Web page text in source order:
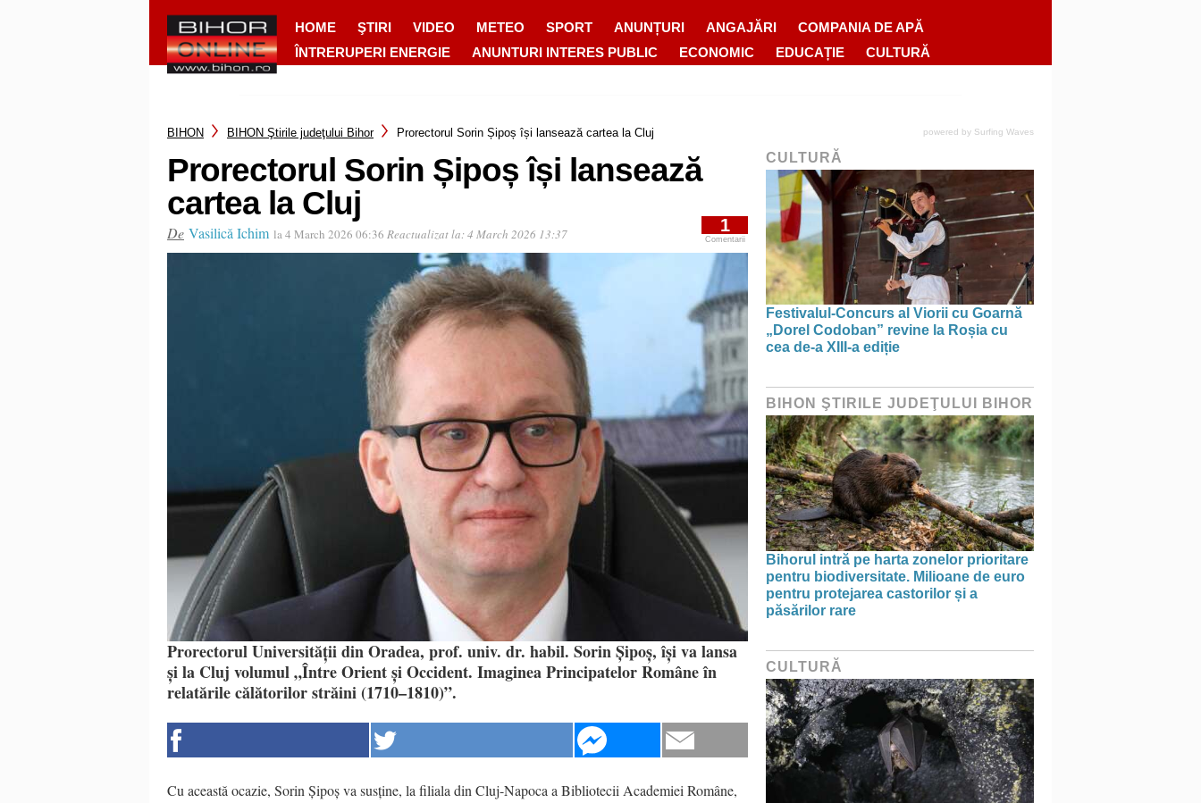
HOME ŞTIRI VIDEO METEO SPORT ANUNȚURI ANGAJĂRI
COMPANIA DE APĂ
ÎNTRERUPERI ENERGIE
ANUNTURI INTERES PUBLIC ECONOMIC EDUCAȚIE CULTURĂ
BIHON BIHON Ştirile judeţului Bihor Prorectorul Sorin Șipoș își lansează cartea la Cluj
Prorectorul Sorin Șipoș își lansează
cartea la Cluj
De Vasilică Ichim la 4 March 2026 06:36 Reactualizat la:4 March 2026 13:37 1
Comentarii
Prorectorul Universității din Oradea, prof. univ. dr. habil. Sorin Șipoș, își va lansa
și la Cluj volumul „Între Orient și Occident. Imaginea Principatelor Române în
relatările călătorilor străini (1710–1810)”.
Cu această ocazie, Sorin Șipoș va susține, la filiala din Cluj-Napoca a Bibliotecii Academiei Române,
powered by Surfing Waves
CULTURĂ
Festivalul-Concurs al Viorii cu Goarnă
„Dorel Codoban” revine la Roșia cu
cea de-a XIII-a ediție
BIHON ŞTIRILE JUDEŢULUI BIHOR
Bihorul intră pe harta zonelor prioritare
pentru biodiversitate. Milioane de euro
pentru protejarea castorilor și a
păsărilor rare
CULTURĂ